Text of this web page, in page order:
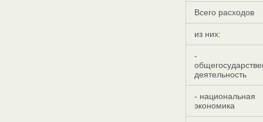
Всего расходов
из них:
-
деятельность
- национальная
экономика